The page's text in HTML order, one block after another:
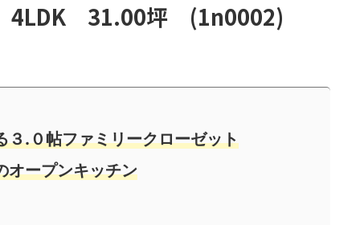
4LDK 31.00坪 (1n0002)
.０帖ファミリークローゼット
オープンキッチン